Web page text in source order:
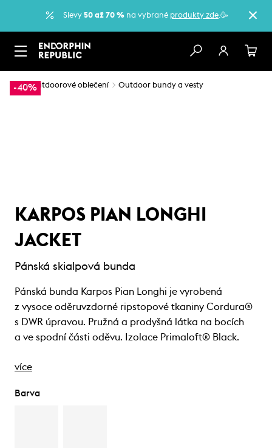
Slevy 50 až 70 % na vybrané produkty zde.🥳
-40%
… Outdoorové oblečení Outdoor bundy a vesty
KARPOS PIAN LONGHI
JACKET
Pánská skialpová bunda
Pánská bunda Karpos Pian Longhi je vyrobená
z vysoce oděruvzdorné ripstopové tkaniny Cordura®
s DWR úpravou. Pružná a prodyšná látka na bocích
a ve spodní části oděvu. Izolace Primaloft® Black.
více
Barva